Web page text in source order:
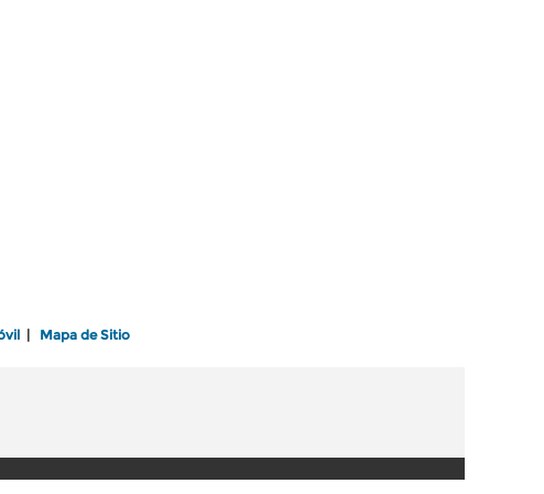
Mapa de Sitio